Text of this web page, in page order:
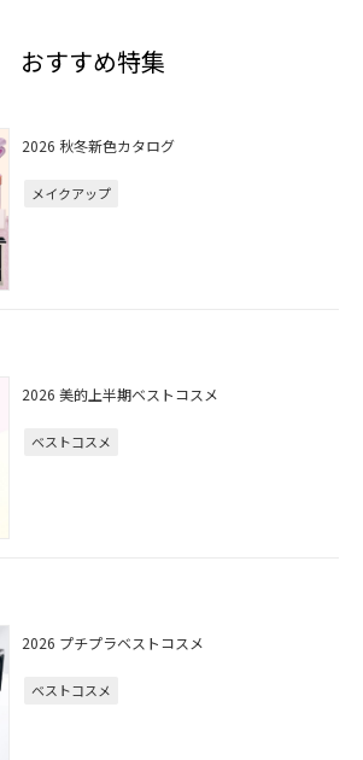
おすすめ特集
2026 秋冬新色カタログ
メイクアップ
2026 美的上半期ベストコスメ
ベストコスメ
2026 プチプラベストコスメ
ベストコスメ